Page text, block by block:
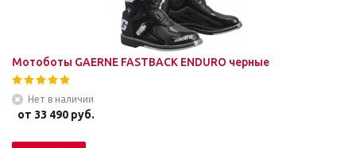
Мотоботы GAERNE FASTBACK ENDURO черные
Нет в наличии
от 33 490 руб.